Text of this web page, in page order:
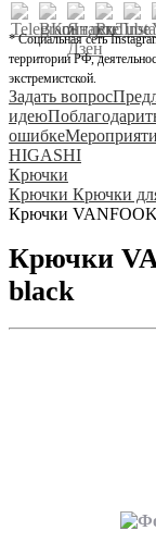
* Социальная сеть
территории РФ,
экстремистской.
Задать вопрос
идею
ошибке
HIGASHI
Крючки
Крючки Крючки
Крючки VANFOOK
Крючки
black